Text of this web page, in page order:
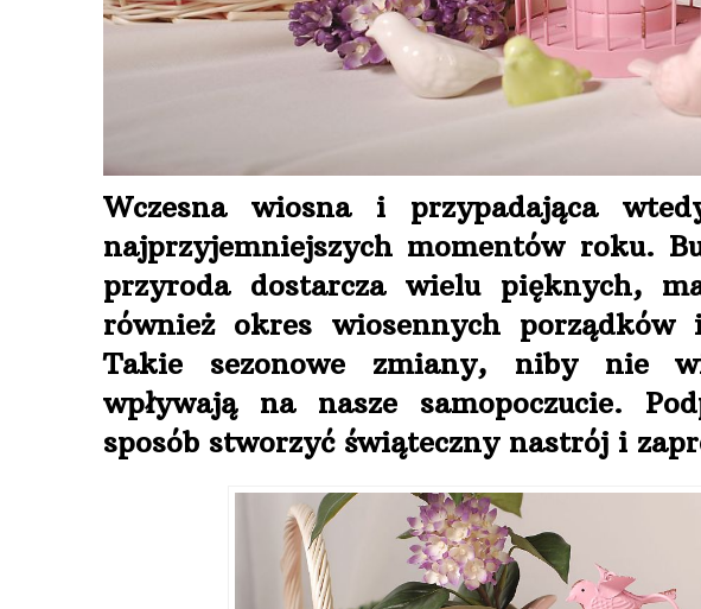
Wczesna wiosna i przypadająca
najprzyjemniejszych momentów roku.
przyroda dostarcza wielu pięknych,
również okres wiosennych
Takie sezonowe zmiany, niby nie
wpływają na nasze samopoczucie.
sposób stworzyć świąteczny nastrój i